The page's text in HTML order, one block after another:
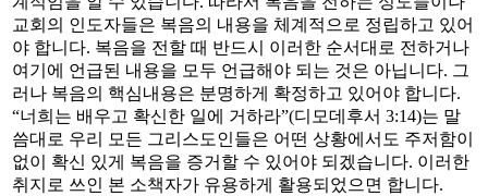
교회의 인도자들은 복음의 내용을 체계적으로 정립하고 있어
야 합니다. 복음을 전할 때 반드시 이러한 순서대로 전하거나
여기에 언급된 내용을 모두 언급해야 되는 것은 아닙니다. 그
러나 복음의 핵심내용은 분명하게 확정하고 있어야 합니다.
“너희는 배우고 확신한 일에 거하라”(디모데후서 3:14)는 말
씀대로 우리 모든 그리스도인들은 어떤 상황에서도 주저함이
없이 확신 있게 복음을 증거할 수 있어야 되겠습니다. 이러한
취지로 쓰인 본 소책자가 유용하게 활용되었으면 합니다.